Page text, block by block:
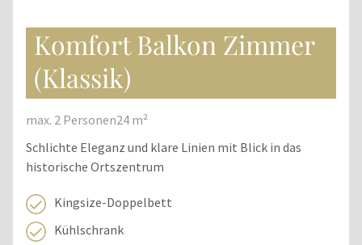
Komfort Balkon Zimmer
(Klassik)
max. 2 Personen24 m²
Schlichte Eleganz und klare Linien mit Blick in das
historische Ortszentrum
Kingsize-Doppelbett
Kühlschrank